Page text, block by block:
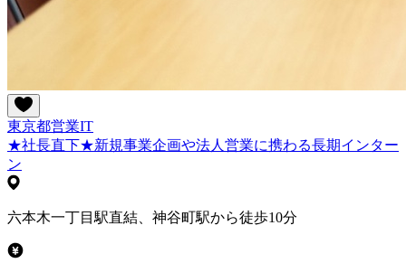
東京都営業IT
★社長直下★新規事業企画や法人営業に携わる長期インター
ン
六本木一丁目駅直結、神谷町駅から徒歩10分